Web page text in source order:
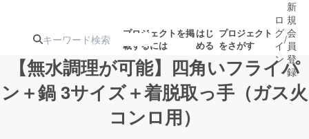
プロジェクトを掲
載するには
はじ
める
プロジェクト
をさがす
注目の新着プロ 募集終了が近いプ
ロジェクト
ロ
グ
イ
ン
/
新
規
会
員
登
録
【無水調理が可能】四角いフライパ
ン＋鍋 3サイズ＋着脱取っ手（ガス火
コンロ用）